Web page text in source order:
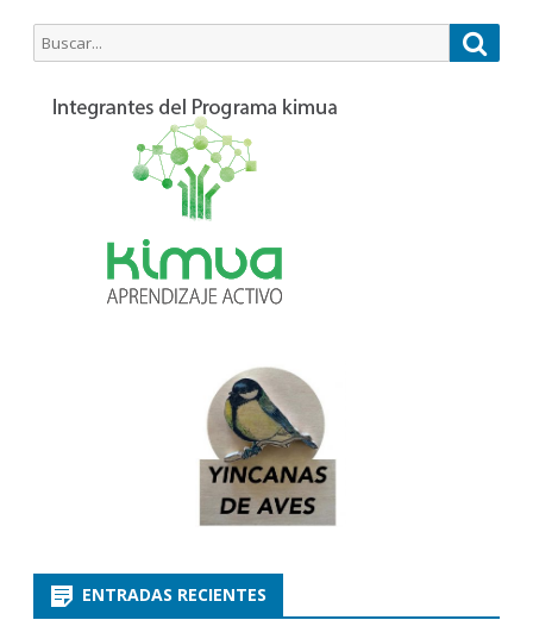
Buscar
por:
ENTRADAS RECIENTES